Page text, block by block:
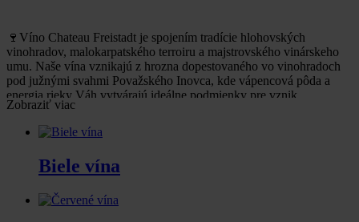
🍷Víno Chateau Freistadt je spojením tradície hlohovských
vinohradov, malokarpatského terroiru a majstrovského vinárskeho
umu. Naše vína vznikajú z hrozna dopestovaného vo vinohradoch
pod južnými svahmi Považského Inovca, kde vápencová pôda a
energia rieky Váh vytvárajú ideálne podmienky pre vznik
výnimočných ročníkov.
V našej ponuke nájdete
degustačné sety a hroznové mušty.
troch ruží – znaku Hlohovca a našej značky, ktorá prepája minulosť,
prítomnosť a víziu budúcnosti.
Zobraziť viac
Biele vína